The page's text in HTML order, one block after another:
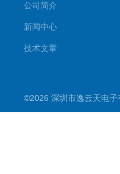
公司简介
新闻中心
技术文章
©2026 深圳市逸云天电